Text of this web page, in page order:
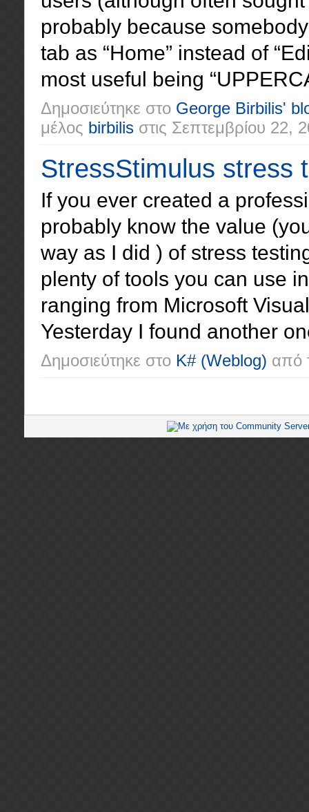
probably because
tab as “Home” instead of
most useful being
Δημοσιεύτηκε στο George Birbilis'
μέλος birbilis στις Σεπτεμβρίου 22,
StressStimulus stress
If you ever created a
probably know the value
way as I did ) of stress
plenty of tools you can use
ranging from Microsoft
Yesterday I found another
Δημοσιεύτηκε στο K# (Weblog) από